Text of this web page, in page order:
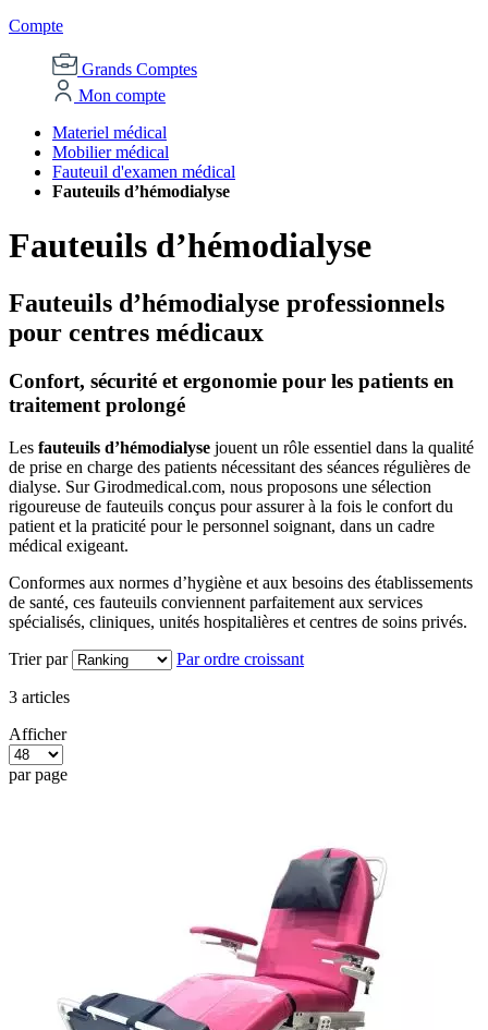
Compte
Grands Comptes
Mon compte
Materiel médical
Mobilier médical
Fauteuil d'examen médical
Fauteuils d’hémodialyse
Fauteuils d’hémodialyse
Fauteuils d’hémodialyse professionnels
pour centres médicaux
Confort, sécurité et ergonomie pour les patients en
traitement prolongé
Les fauteuils d’hémodialyse jouent un rôle essentiel dans la qualité
de prise en charge des patients nécessitant des séances régulières de
dialyse. Sur Girodmedical.com, nous proposons une sélection
rigoureuse de fauteuils conçus pour assurer à la fois le confort du
patient et la praticité pour le personnel soignant, dans un cadre
médical exigeant.
Conformes aux normes d’hygiène et aux besoins des établissements
de santé, ces fauteuils conviennent parfaitement aux services
spécialisés, cliniques, unités hospitalières et centres de soins privés.
Trier par
Par ordre croissant
3 articles
Afficher
par page